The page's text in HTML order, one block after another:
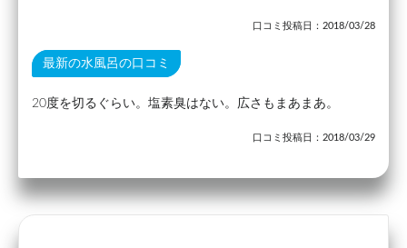
口コミ投稿日：2018/03/28
最新の水風呂の口コミ
20度を切るぐらい。塩素臭はない。広さもまあまあ。
口コミ投稿日：2018/03/29